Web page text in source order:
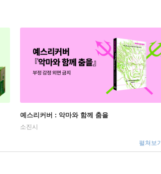
예스리커버 : 악마와 함께 춤을
소진시
펼쳐보기